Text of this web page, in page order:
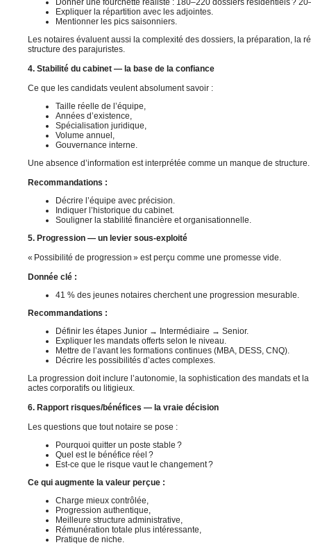
Donner une fourchette réaliste : 180–220 dossiers résidentiels ?
Expliquer la répartition avec les adjointes.
Mentionner les pics saisonniers.
Les notaires évaluent aussi la complexité des dossiers, la préparation, la
structure des parajuristes.
4. Stabilité du cabinet — la base de la confiance
Ce que les candidats veulent absolument savoir :
Taille réelle de l’équipe,
Années d’existence,
Spécialisation juridique,
Volume annuel,
Gouvernance interne.
Une absence d’information est interprétée comme un manque de structure.
Recommandations :
Décrire l’équipe avec précision.
Indiquer l’historique du cabinet.
Souligner la stabilité financière et organisationnelle.
5. Progression — un levier sous-exploité
« Possibilité de progression » est perçu comme une promesse vide.
Donnée clé :
41 % des jeunes notaires cherchent une progression mesurable.
Recommandations :
Définir les étapes Junior → Intermédiaire → Senior.
Expliquer les mandats offerts selon le niveau.
Mettre de l’avant les formations continues (MBA, DESS, CNQ).
Décrire les possibilités d’actes complexes.
La progression doit inclure l’autonomie, la sophistication des mandats et
actes corporatifs ou litigieux.
6. Rapport risques/bénéfices — la vraie décision
Les questions que tout notaire se pose :
Pourquoi quitter un poste stable ?
Quel est le bénéfice réel ?
Est-ce que le risque vaut le changement ?
Ce qui augmente la valeur perçue :
Charge mieux contrôlée,
Progression authentique,
Meilleure structure administrative,
Rémunération totale plus intéressante,
Pratique de niche.